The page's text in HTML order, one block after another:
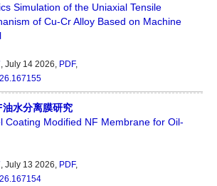
Simulation of the Uniaxial Tensile
of Cu-Cr Alloy Based on Machine
, July 14 2026, PDF,
水分离膜研究
Coating Modified NF Membrane for Oil-
, July 13 2026, PDF,